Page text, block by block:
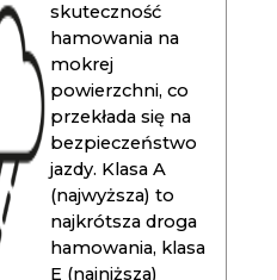
skuteczność
hamowania na
mokrej
powierzchni, co
przekłada się na
bezpieczeństwo
jazdy. Klasa A
(najwyższa) to
najkrótsza droga
hamowania, klasa
E (najniższa)